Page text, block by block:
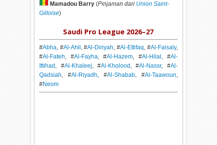
Mamadou Barry (Pinjaman dari Union Saint-
Gilloise)
Saudi Pro League 2026–27
#Abha, #Al-Ahli, #Al-Diriyah, #Al-Ettifaq, #Al-Faisaly,
#Al-Fateh, #Al-Fayha, #Al-Hazem, #Al-Hilal , #Al-
Ittihad , #Al-Khaleej, #Al-Kholood , #Al-Nassr, #Al-
Qadsiah, #Al-Riyadh, #Al-Shabab, #Al-Taawoun,
#Neom